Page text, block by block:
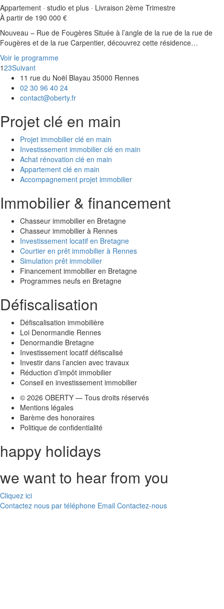
Appartement · studio et plus · Livraison 2ème Trimestre
À partir de 190 000 €
Nouveau – Rue de Fougères Située à l’angle de la rue de la rue de
Fougères et de la rue Carpentier, découvrez cette résidence…
Voir le programme
123Suivant
11 rue du Noël Blayau 35000 Rennes
02 30 96 40 24
contact@oberty.fr
Projet clé en main
Projet immobilier clé en main
Investissement immobilier clé en main
Achat rénovation clé en main
Appartement clé en main
Accompagnement projet immobilier
Immobilier & financement
Chasseur immobilier en Bretagne
Chasseur immobilier à Rennes
Investissement locatif en Bretagne
Courtier en prêt immobilier à Rennes
Simulation prêt immobilier
Financement immobilier en Bretagne
Programmes neufs en Bretagne
Défiscalisation
Défiscalisation immobilière
Loi Denormandie Rennes
Denormandie Bretagne
Investissement locatif défiscalisé
Investir dans l’ancien avec travaux
Réduction d’impôt immobilier
Conseil en investissement immobilier
© 2026 OBERTY — Tous droits réservés
Mentions légales
Barème des honoraires
Politique de confidentialité
happy holidays
we want to hear from you
Cliquez ici
Contactez nous par téléphone Email Contactez-nous